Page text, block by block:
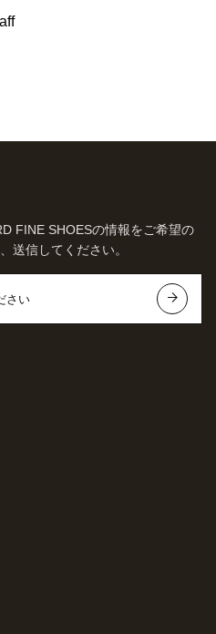
FINE SHOESの情報をご希望の
送信してください。